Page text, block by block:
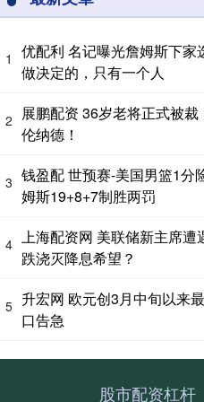
1
优配利 名记曝光詹姆斯下家
做决定的，只有一个人
2 展鹏配资 36岁老将正式被
伦纳德！
3 钱盈配 世预赛-美国男篮1分
姆斯19+8+7制胜两罚
4 上海配资网 美联储新主席遭
跌浇灭降息希望？
5 升宏网 欧元创3月中旬以来
口告急
股市配资杠杆